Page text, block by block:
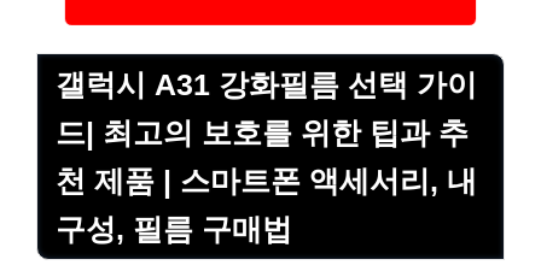
갤럭시 A31 강화필름 선택 가이
드| 최고의 보호를 위한 팁과 추
천 제품 | 스마트폰 액세서리, 내
구성, 필름 구매법